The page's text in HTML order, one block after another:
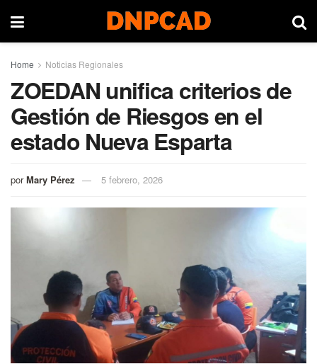
Home Noticias Regionales
ZOEDAN unifica criterios de
Gestión de Riesgos en el
estado Nueva Esparta
por Mary Pérez 5 febrero, 2026